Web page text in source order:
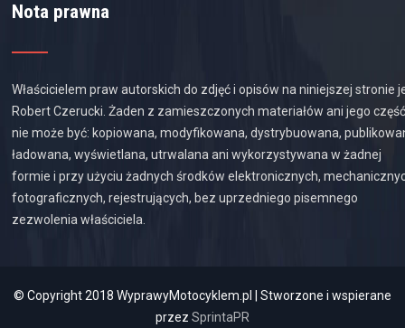
Nota prawna
Właścicielem praw autorskich do zdjęć i opisów na niniejszej stronie
Robert Czerucki. Żaden z zamieszczonych materiałów ani jego
nie może być: kopiowana, modyfikowana, dystrybuowana,
ładowana, wyświetlana, utrwalana ani wykorzystywana w żadnej
formie i przy użyciu żadnych środków elektronicznych,
fotograficznych, rejestrujących, bez uprzedniego pisemnego
zezwolenia właściciela.
© Copyright 2018 WyprawyMotocyklem.pl | Stworzone i wspierane
przez SprintaPR